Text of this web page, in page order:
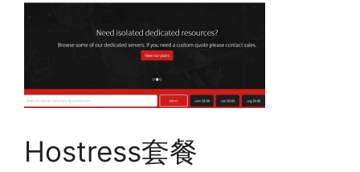
Hostress套餐